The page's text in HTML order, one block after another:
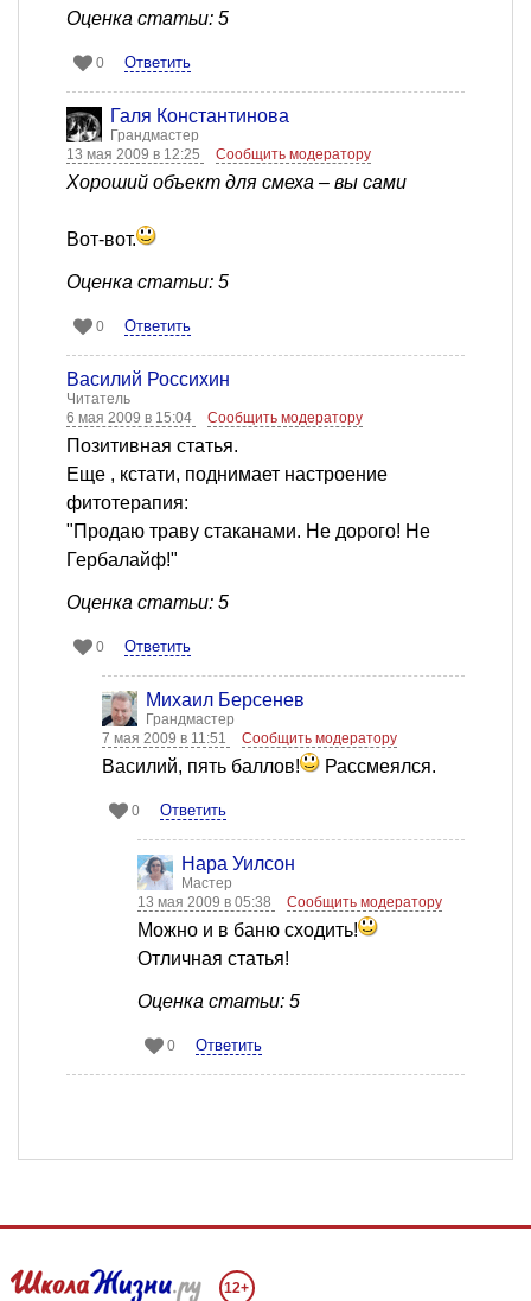
Оценка статьи: 5
0 Ответить
Галя Константинова
Грандмастер
13 мая 2009 в 12:25
Сообщить модератору
Хороший объект для смеха – вы сами
Вот-вот.
Оценка статьи: 5
0 Ответить
Василий Россихин
Читатель
6 мая 2009 в 15:04
Сообщить модератору
Позитивная статья.
Еще , кстати, поднимает настроение
фитотерапия:
"Продаю траву стаканами. Не дорого! Не
Гербалайф!"
Оценка статьи: 5
0 Ответить
Михаил Берсенев
Грандмастер
7 мая 2009 в 11:51
Сообщить модератору
Василий, пять баллов! Рассмеялся.
0 Ответить
Нара Уилсон
Мастер
13 мая 2009 в 05:38
Сообщить модератору
Можно и в баню сходить!
Отличная статья!
Оценка статьи: 5
0 Ответить
12+